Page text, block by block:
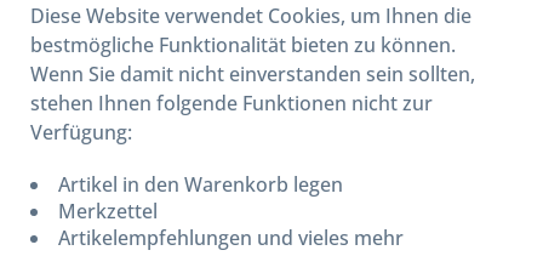
Diese Website verwendet Cookies, um Ihnen die
bestmögliche Funktionalität bieten zu können.
Wenn Sie damit nicht einverstanden sein sollten,
stehen Ihnen folgende Funktionen nicht zur
Verfügung:
Artikel in den Warenkorb legen
Merkzettel
Artikelempfehlungen und vieles mehr